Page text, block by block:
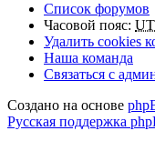
Список форумов
Часовой пояс:
Удалить cookies
Наша команда
Связаться с
Создано на основе
Русская поддержка